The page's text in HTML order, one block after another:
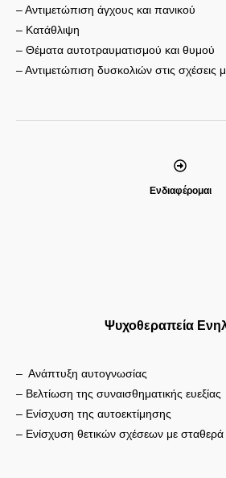
– Αντιμετώπιση άγχους και πανικού
– Κατάθλιψη
– Θέματα αυτοτραυματισμού και θυμού
– Αντιμετώπιση δυσκολιών στις σχέσεις
Ενδιαφέρομαι
Ψυχοθεραπεία
– Ανάπτυξη αυτογνωσίας
– Βελτίωση της συναισθηματικής ευεξίας
– Ενίσχυση της αυτοεκτίμησης
– Ενίσχυση θετικών σχέσεων με σταθερά